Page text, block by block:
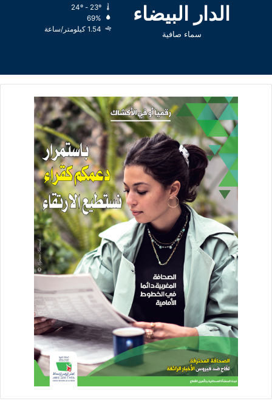
الدار البيضاء
سماء صافية
69%
1.54 كيلومتر/ساعة